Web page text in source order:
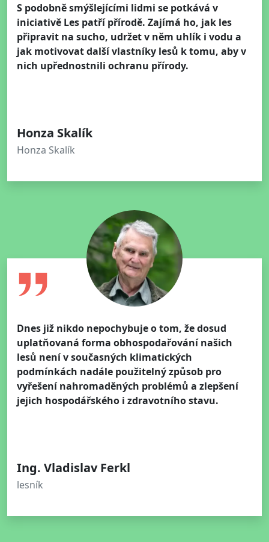
S podobně smýšlejícími lidmi se potkává v
iniciativě Les patří přírodě. Zajímá ho, jak les
připravit na sucho, udržet v něm uhlík i vodu a
jak motivovat další vlastníky lesů k tomu, aby v
nich upřednostnili ochranu přírody.
Honza Skalík
Honza Skalík
Dnes již nikdo nepochybuje o tom, že dosud
uplatňovaná forma obhospodařování našich
lesů není v současných klimatických
podmínkách nadále použitelný způsob pro
vyřešení nahromaděných problémů a zlepšení
jejich hospodářského i zdravotního stavu.
Ing. Vladislav Ferkl
lesník